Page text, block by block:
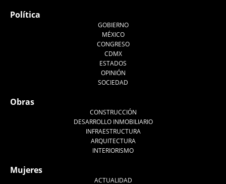
Política
GOBIERNO
MÉXICO
CONGRESO
CDMX
ESTADOS
OPINIÓN
SOCIEDAD
Obras
CONSTRUCCIÓN
DESARROLLO INMOBILIARIO
INFRAESTRUCTURA
ARQUITECTURA
INTERIORISMO
Mujeres
ACTUALIDAD